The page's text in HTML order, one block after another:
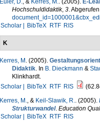
Euler, D., & Kerres, M.. (2005). E-
Hochschuldidaktik, 3.
Scholar |
BibTeX RTF RIS
K
Kerres, M . (2005).
Didaktik. In B. Dieckmann &
Klinkhardt.
Scholar |
BibTeX RTF RIS
Kerres, M., & Keil-Slawik, R.. (2005).
Strukturwandel. Education
Scholar |
BibTeX RTF RIS